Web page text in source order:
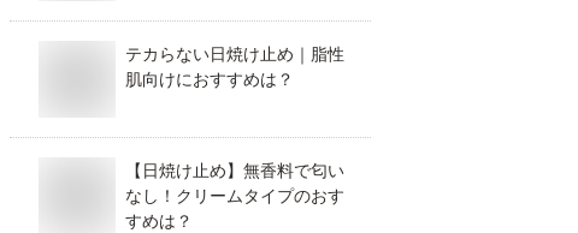
テカらない日焼け止め｜脂性
肌向けにおすすめは？
【日焼け止め】無香料で匂い
なし！クリームタイプのおす
すめは？